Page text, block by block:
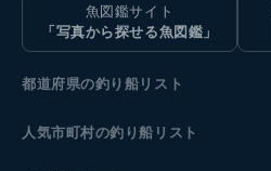
魚図鑑サイト
「写真から探せる魚図鑑」
都道府県の釣り船リスト
人気市町村の釣り船リスト